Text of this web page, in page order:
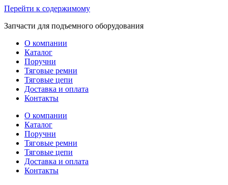
Перейти к содержимому
Запчасти для подъемного оборудования
О компании
Каталог
Поручни
Тяговые ремни
Тяговые цепи
Доставка и оплата
Контакты
О компании
Каталог
Поручни
Тяговые ремни
Тяговые цепи
Доставка и оплата
Контакты